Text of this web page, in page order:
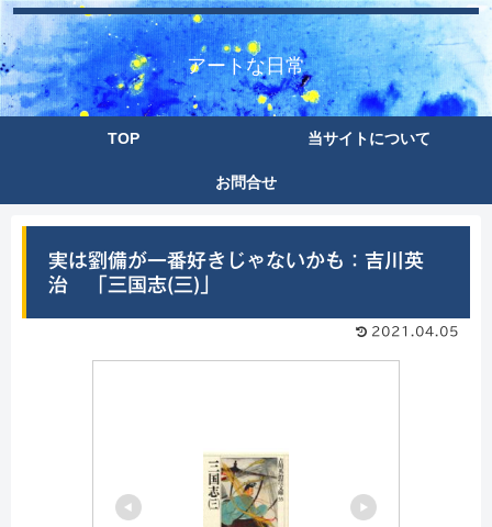
アートな日常
TOP 当サイトについて
お問合せ
実は劉備が一番好きじゃないかも：吉川英
治 「三国志(三)」
2021.04.05